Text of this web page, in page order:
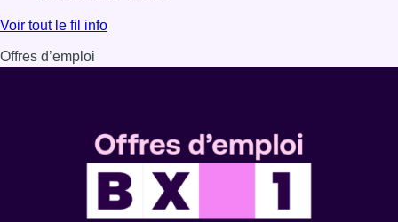
Lire l'article La vague de chaleur est officiellement
Voir tout le fil info
Offres d’emploi